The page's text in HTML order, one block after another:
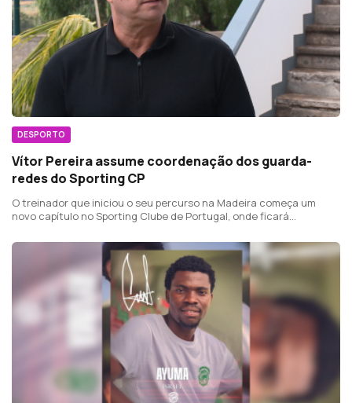
DESPORTO
Vítor Pereira assume coordenação dos guarda-
redes do Sporting CP
O treinador que iniciou o seu percurso na Madeira começa um
novo capítulo no Sporting Clube de Portugal, onde ficará
treinadores de guarda-redes do clube.